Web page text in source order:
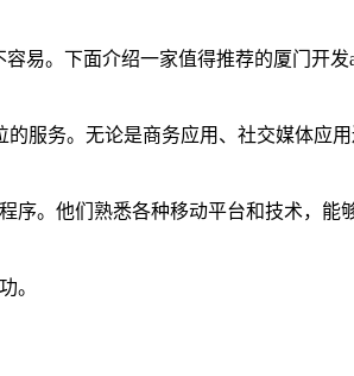
容易。下面介绍一家值得推荐的厦门开
服务。无论是商务应用、社交媒体应用
序。他们熟悉各种移动平台和技术，能
。